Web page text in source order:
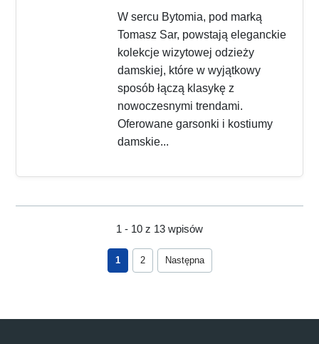
W sercu Bytomia, pod marką
Tomasz Sar, powstają eleganckie
kolekcje wizytowej odzieży
damskiej, które w wyjątkowy
sposób łączą klasykę z
nowoczesnymi trendami.
Oferowane garsonki i kostiumy
damskie...
1 - 10 z 13 wpisów
1 2 Następna